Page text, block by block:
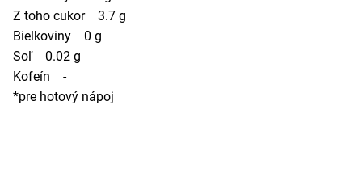
Z toho cukor 3.7 g
Bielkoviny 0 g
Soľ 0.02 g
Kofeín -
*pre hotový nápoj